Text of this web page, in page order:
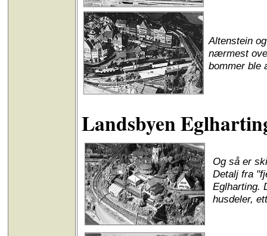
Altenstein
nærmest
bommer ble
Landsbyen
Og så er
Detalj fra
Eglharting.
husdeler,